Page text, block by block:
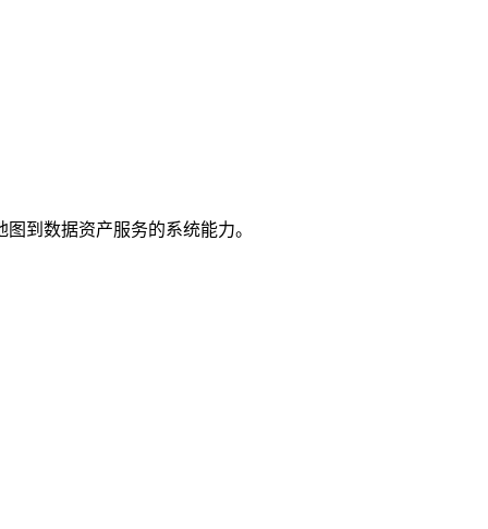
到数据资产服务的系统能力。